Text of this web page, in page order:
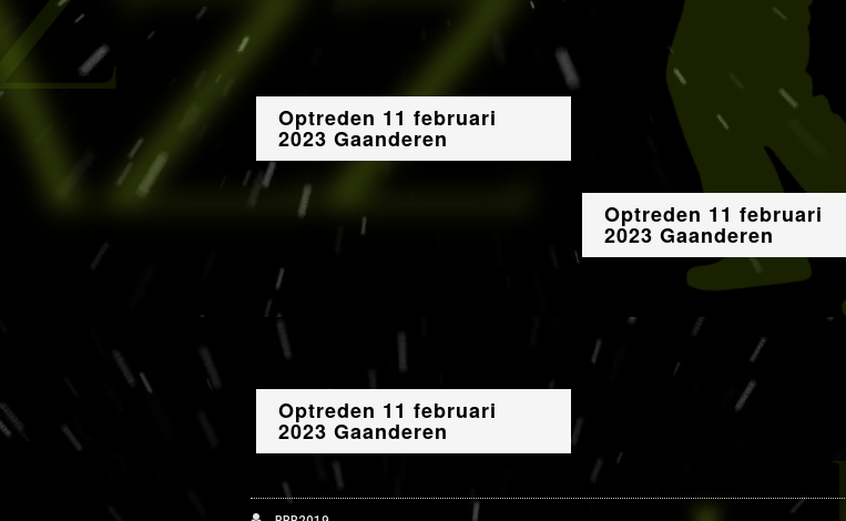
Optreden 11 februari
2023 Gaanderen
Optreden 11 februari
2023 Gaanderen
Optreden 11 februari
2023 Gaanderen